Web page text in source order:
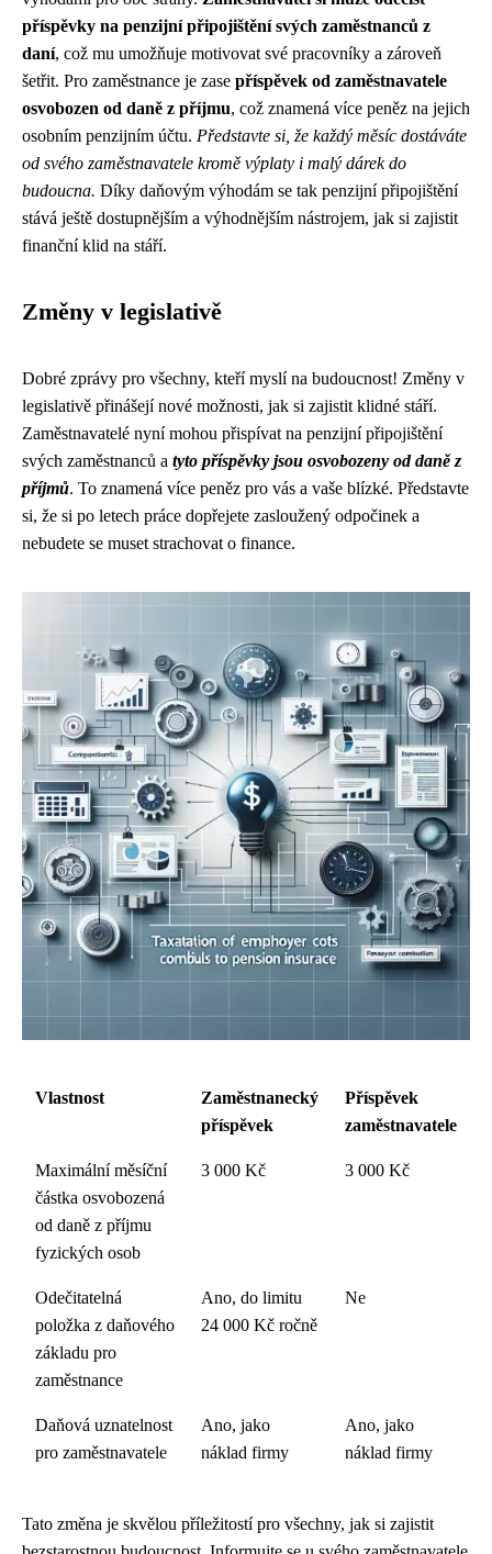
příspěvky na penzijní připojištění svých zaměstnanců z
daní, což mu umožňuje motivovat své pracovníky a zároveň
šetřit. Pro zaměstnance je zase příspěvek od zaměstnavatele
osvobozen od daně z příjmu, což znamená více peněz na jejich
osobním penzijním účtu. Představte si, že každý měsíc dostáváte
od svého zaměstnavatele kromě výplaty i malý dárek do
budoucna. Díky daňovým výhodám se tak penzijní připojištění
stává ještě dostupnějším a výhodnějším nástrojem, jak si zajistit
finanční klid na stáří.
Změny v legislativě
Dobré zprávy pro všechny, kteří myslí na budoucnost! Změny v
legislativě přinášejí nové možnosti, jak si zajistit klidné stáří.
Zaměstnavatelé nyní mohou přispívat na penzijní připojištění
svých zaměstnanců a tyto příspěvky jsou osvobozeny od daně z
příjmů. To znamená více peněz pro vás a vaše blízké. Představte
si, že si po letech práce dopřejete zasloužený odpočinek a
nebudete se muset strachovat o finance.
Vlastnost
Zaměstnanecký
příspěvek
Příspěvek
zaměstnavatele
Maximální měsíční
částka osvobozená
od daně z příjmu
fyzických osob
3 000 Kč 3 000 Kč
Odečitatelná
položka z daňového
základu pro
zaměstnance
Ano, do limitu
24 000 Kč ročně
Ne
Daňová uznatelnost
pro zaměstnavatele
Ano, jako
náklad firmy
Ano, jako
náklad firmy
Tato změna je skvělou příležitostí pro všechny, jak si zajistit